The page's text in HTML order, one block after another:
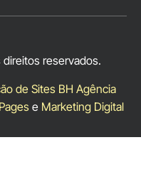
reservados.
de Sites BH Agência
e Marketing Digital